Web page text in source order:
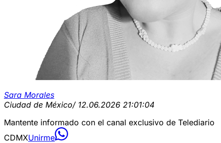
Sara Morales
Ciudad de México/ 12.06.2026 21:01:04
Mantente informado con el canal exclusivo de Telediario
CDMXUnirme